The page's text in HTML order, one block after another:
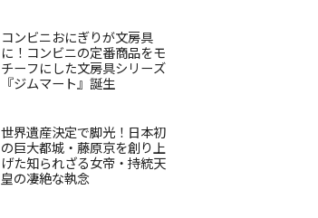
コンビニおにぎりが文房具
に！コンビニの定番商品をモ
チーフにした文房具シリーズ
『ジムマート』誕生
世界遺産決定で脚光！日本初
の巨大都城・藤原京を創り上
げた知られざる女帝・持統天
皇の凄絶な執念